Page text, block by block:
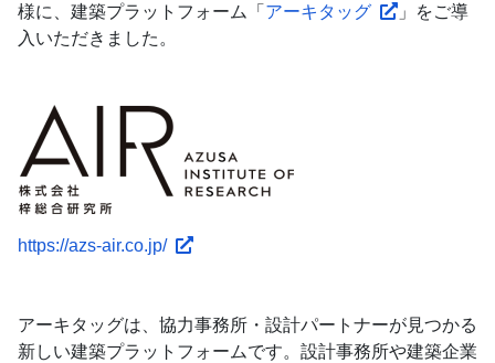
様に、建築プラットフォーム「 アーキタッグ
」をご導
入いただきました。
https://azs-air.co.jp/
アーキタッグは、協力事務所・設計パートナーが見つかる
新しい建築プラットフォームです。設計事務所や建築企業